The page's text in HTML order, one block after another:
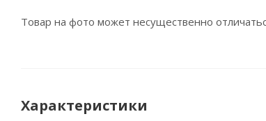
Товар на фото может несущественно
Характеристики